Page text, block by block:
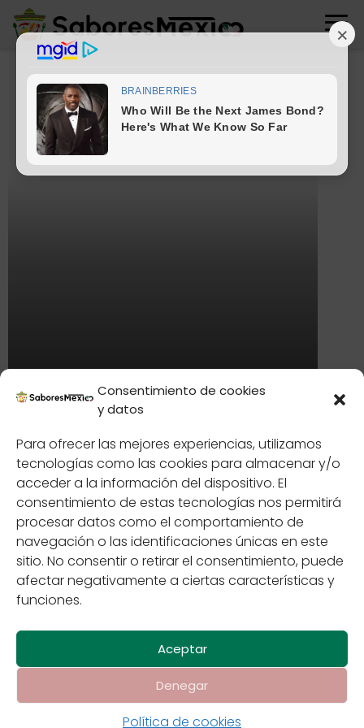
Consentimiento de cookies
y datos
Para ofrecer las mejores experiencias, utilizamos
tecnologías como las cookies para almacenar y/o
acceder a la información del dispositivo. El
consentimiento de estas tecnologías nos permitirá
procesar datos como el comportamiento de
navegación o las identificaciones únicas en este
sitio. No consentir o retirar el consentimiento, puede
afectar negativamente a ciertas características y
funciones.
Aceptar
Denegar
Política de cookies
postres mexicano
1 artículos
Jericalla: el postre
tapatío que conquista
paladares
Política de cookies